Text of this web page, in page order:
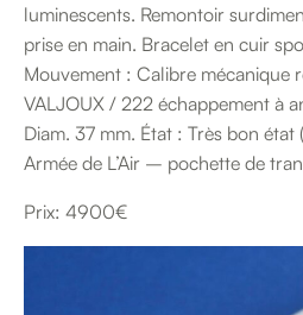
luminescents. Remontoir
prise en main. Bracelet en cuir
Mouvement : Calibre mécanique
VALJOUX / 222 échappement à
Diam. 37 mm. État : Très bon état
Armée de L’Air – pochette de
Prix: 4900€